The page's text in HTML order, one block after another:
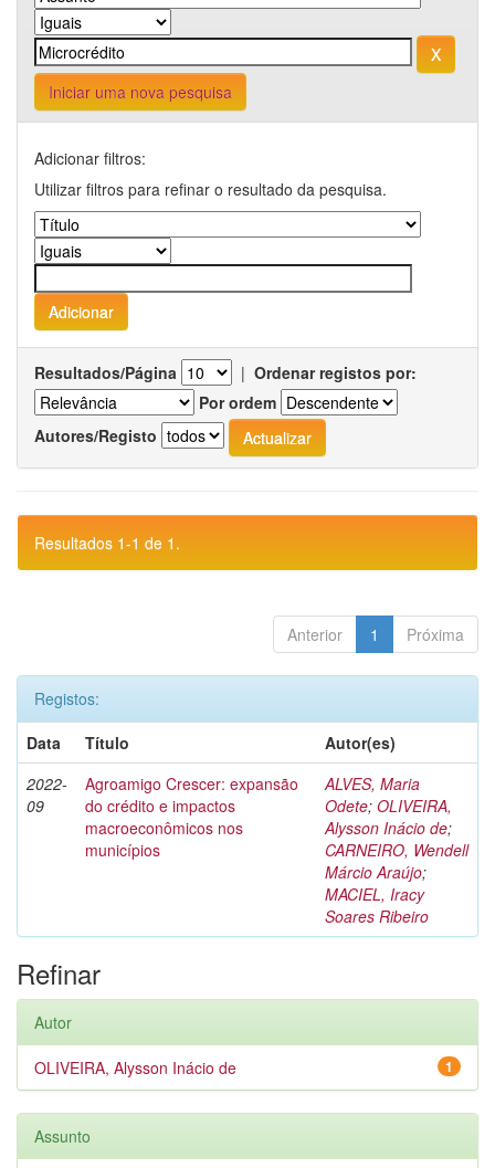
Iniciar uma nova pesquisa
Adicionar filtros:
Utilizar filtros para refinar o resultado da pesquisa.
Resultados/Página | Ordenar registos por:
Por ordem
Autores/Registo
Resultados 1-1 de 1.
Anterior 1 Próxima
Registos:
Data
Título
Autor(es)
2022-
09
Agroamigo Crescer: expansão
do crédito e impactos
macroeconômicos nos
municípios
ALVES, Maria
Odete; OLIVEIRA,
Alysson Inácio de;
CARNEIRO, Wendell
Márcio Araújo;
MACIEL, Iracy
Soares Ribeiro
Refinar
Autor
1
OLIVEIRA, Alysson Inácio de
Assunto